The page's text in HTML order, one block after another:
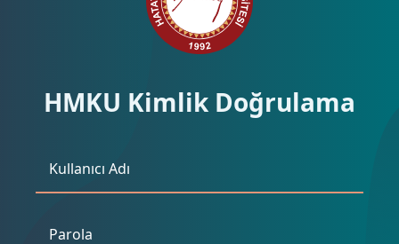
HMKU Kimlik Doğrulama